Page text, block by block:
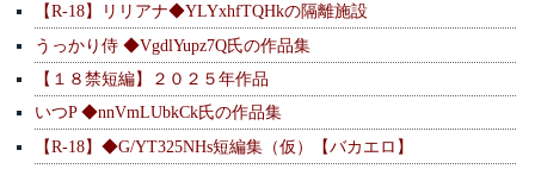
【R-18】リリアナ◆YLYxhfTQHkの隔離施設
うっかり侍 ◆VgdlYupz7Q氏の作品集
【１８禁短編】２０２５年作品
いつP ◆nnVmLUbkCk氏の作品集
【R-18】◆G/YT325NHs短編集（仮）【バカエロ】